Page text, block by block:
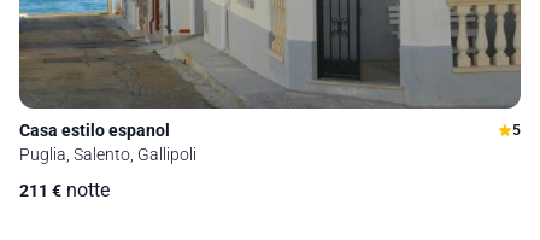
Casa estilo espanol 5
Puglia, Salento, Gallipoli
211 € notte